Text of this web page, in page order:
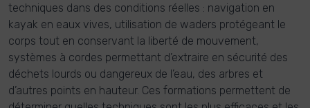
techniques dans des conditions réelles : navigation en
kayak en eaux vives, utilisation de waders protégeant le
corps tout en conservant la liberté de mouvement,
systèmes à cordes permettant d’extraire en sécurité des
déchets lourds ou dangereux de l’eau, des arbres et
d’autres points en hauteur. Ces formations permettent de